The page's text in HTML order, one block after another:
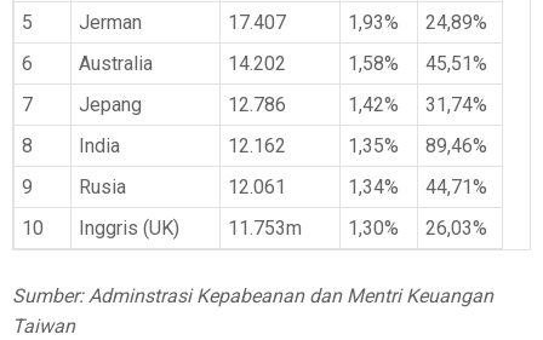
5
Jerman 17.407 1,93%
24,89%
6
Australia 14.202 1,58%
45,51%
7
Jepang 12.786 1,42%
31,74%
8
India 12.162 1,35%
89,46%
9
Rusia 12.061 1,34%
44,71%
10
Inggris (UK) 11.753m 1,30% 26,03%
Sumber: Adminstrasi Kepabeanan dan Mentri Keuangan
Taiwan